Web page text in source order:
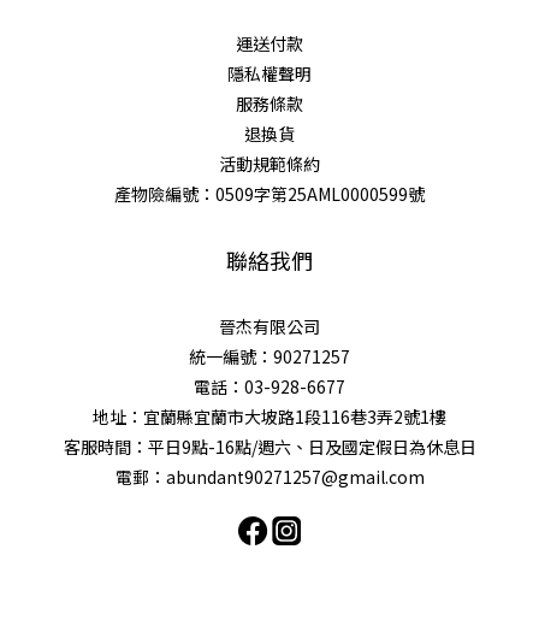
運送付款
隱私權聲明
服務條款
退換貨
活動規範條約
產物險編號：0509字第25AML0000599號
聯絡我們
晉杰有限公司
統一編號：90271257
電話：03-928-6677
地址：宜蘭縣宜蘭市大坡路1段116巷3弄2號1樓
客服時間：平日9點-16點/週六、日及國定假日為休息日
電郵：abundant90271257@gmail.com